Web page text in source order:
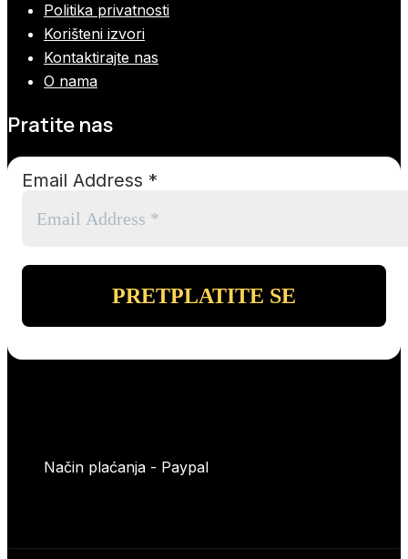
Politika privatnosti
Korišteni izvori
Kontaktirajte nas
O nama
Pratite nas
Email Address *
Način plaćanja - Paypal